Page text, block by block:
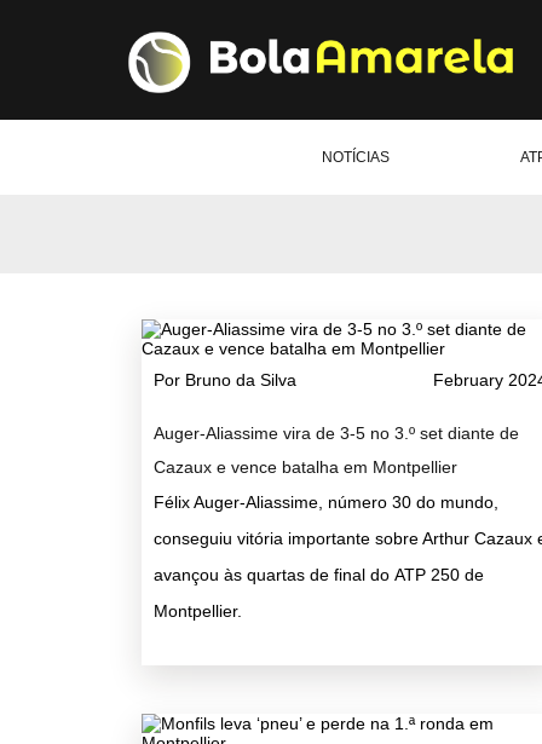
NOTÍCIAS
Por Bruno da Silva February
Auger-Aliassime vira de 3-5 no 3.º set diante de
Cazaux e vence batalha em Montpellier
Félix Auger-Aliassime, número 30 do mundo,
conseguiu vitória importante sobre Arthur Cazaux
avançou às quartas de final do ATP 250 de
Montpellier.